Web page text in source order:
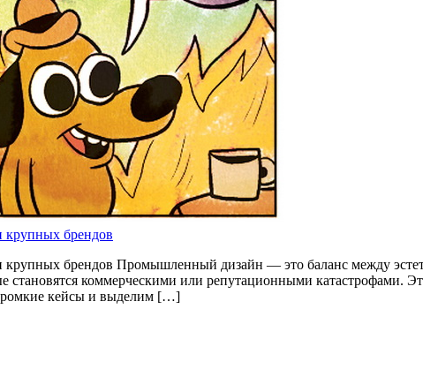
брендов
брендов Промышленный дизайн — это баланс между
коммерческими или репутационными катастрофами.
кейсы и выделим […]